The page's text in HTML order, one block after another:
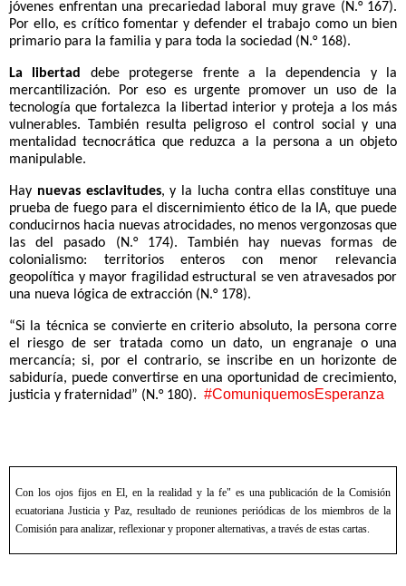
jóvenes enfrentan una precariedad laboral muy grave (N.° 167).
Por ello, es crítico fomentar y defender el trabajo como un bien
primario para la familia y para toda la sociedad (N.° 168).
La libertad debe protegerse frente a la dependencia y la
mercantilización. Por eso es urgente promover un uso de la
tecnología que fortalezca la libertad interior y proteja a los más
vulnerables. También resulta peligroso el control social y una
mentalidad tecnocrática que reduzca a la persona a un objeto
manipulable.
Hay nuevas esclavitudes, y la lucha contra ellas constituye una
prueba de fuego para el discernimiento ético de la IA, que puede
conducirnos hacia nuevas atrocidades, no menos vergonzosas que
las del pasado (N.° 174). También hay nuevas formas de
colonialismo: territorios enteros con menor relevancia
geopolítica y mayor fragilidad estructural se ven atravesados por
una nueva lógica de extracción (N.° 178).
“Si la técnica se convierte en criterio absoluto, la persona corre
el riesgo de ser tratada como un dato, un engranaje o una
mercancía; si, por el contrario, se inscribe en un horizonte de
sabiduría, puede convertirse en una oportunidad de crecimiento,
justicia y fraternidad” (N.° 180). #ComuniquemosEsperanza
Con los ojos fijos en El, en la realidad y la fe" es una publicación de la Comisión
ecuatoriana Justicia y Paz, resultado de reuniones periódicas de los miembros de la
Comisión para analizar, reflexionar y proponer alternativas, a través de estas cartas.